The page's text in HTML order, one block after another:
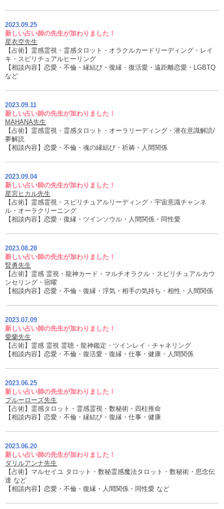
2023.09.25
新しい占い師の先生が加わりました！
星衣空先生
【占術】霊感霊視・霊感タロット・オラクルカードリーディング・レイ
キ・スピリチュアルヒーリング
【相談内容】恋愛・不倫・縁結び・復縁・復活愛・遠距離恋愛・LGBTQ
など
2023.09.11
新しい占い師の先生が加わりました！
MAHANA先生
【占術】霊感霊視・霊感タロット・オーラリーディング・潜在意識解読/
夢解読
【相談内容】恋愛・不倫・魂の縁結び・祈祷・人間関係
2023.09.04
新しい占い師の先生が加わりました！
星宮ヒカル先生
【占術】霊感霊視・スピリチュアルリーディング・宇宙意識チャンネ
ル・オーラクリーニング
【相談内容】恋愛・復縁・ツインソウル・人間関係・同性愛
2023.08.28
新しい占い師の先生が加わりました！
賢勇先生
【占術】霊感 霊視・龍神カード・マルチオラクル・スピリチュアルカウ
ンセリング・宿曜
【相談内容】恋愛・不倫・復縁・浮気・相手の気持ち・相性・人間関係
2023.07.09
新しい占い師の先生が加わりました！
愛蘭先生
【占術】霊感 霊視 霊聴・龍神鑑定・ツインレイ・チャネリング
【相談内容】恋愛・不倫・復活愛・復縁・仕事・健康・人間関係
2023.06.25
新しい占い師の先生が加わりました！
ブルーローズ先生
【占術】霊感タロット・霊感霊視・数秘術・四柱推命
【相談内容】恋愛・不倫・縁結び・復縁・仕事・健康
2023.06.20
新しい占い師の先生が加わりました！
ダリルアンナ先生
【占術】マルセイユ タロット・数秘霊感魔法タロット・数秘術・思念伝
達 など
【相談内容】恋愛・不倫・復縁・人間関係・同性愛 など